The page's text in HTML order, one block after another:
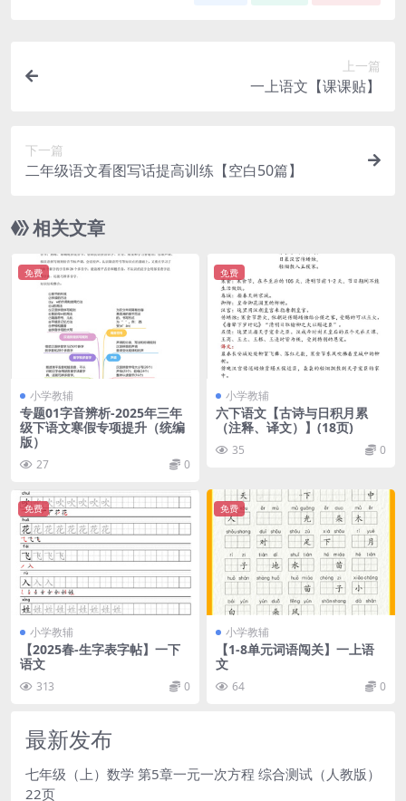
上一篇
一上语文【课课贴】
下一篇
二年级语文看图写话提高训练【空白50篇】
相关文章
免费
小学教辅
专题01字音辨析-2025年三年
级下语文寒假专项提升（统编
版）
27 0
免费
小学教辅
六下语文【古诗与日积月累
（注释、译文）】(18页)
35 0
免费
小学教辅
【2025春-生字表字帖】一下
语文
313 0
免费
小学教辅
【1-8单元词语闯关】一上语
文
64 0
最新发布
七年级（上）数学 第5章一元一次方程 综合测试（人教版）
22页